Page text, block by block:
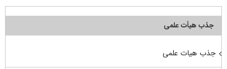
جذب هیأت علمی
جذب هیات علمی